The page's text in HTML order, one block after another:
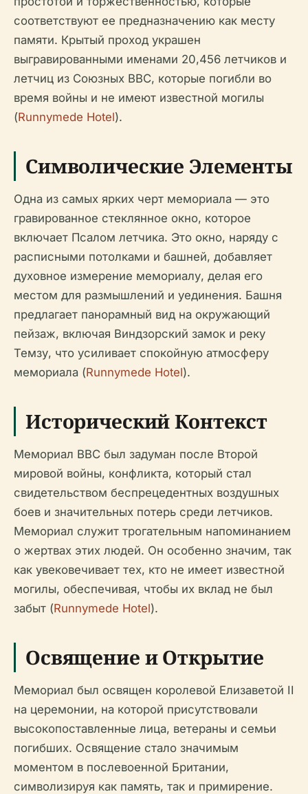
соответствуют ее предназначению как месту
памяти. Крытый проход украшен
выгравированными именами 20,456 летчиков и
летчиц из Союзных ВВС, которые погибли во
время войны и не имеют известной могилы
(Runnymede Hotel).
Символические Элементы
Одна из самых ярких черт мемориала — это
гравированное стеклянное окно, которое
включает Псалом летчика. Это окно, наряду с
расписными потолками и башней, добавляет
духовное измерение мемориалу, делая его
местом для размышлений и уединения. Башня
предлагает панорамный вид на окружающий
пейзаж, включая Виндзорский замок и реку
Темзу, что усиливает спокойную атмосферу
мемориала (Runnymede Hotel).
Исторический Контекст
Мемориал ВВС был задуман после Второй
мировой войны, конфликта, который стал
свидетельством беспрецедентных воздушных
боев и значительных потерь среди летчиков.
Мемориал служит трогательным напоминанием
о жертвах этих людей. Он особенно значим, так
как увековечивает тех, кто не имеет известной
могилы, обеспечивая, чтобы их вклад не был
забыт (Runnymede Hotel).
Освящение и Открытие
Мемориал был освящен королевой Елизаветой II
на церемонии, на которой присутствовали
высокопоставленные лица, ветераны и семьи
погибших. Освящение стало значимым
моментом в послевоенной Британии,
символизируя как память, так и примирение.